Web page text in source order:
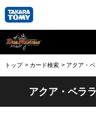
トップ カード検索 アクア・
アクア・ベラ